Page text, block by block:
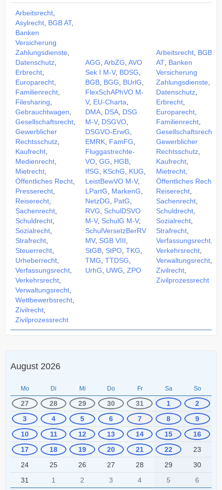
Arbeitsrecht,
Asylrecht, BGB AT,
Banken
Versicherung
Zahlungsdienste,
Datenschutz,
Erbrecht,
Europarecht,
Familienrecht,
Filesharing,
Gebrauchtwagen,
Gesellschaftsrecht,
Gewerblicher
Rechtsschutz,
Kaufrecht,
Medienrecht,
Mietrecht,
Öffentliches Recht,
Presserecht,
Reiserecht,
Sachenrecht,
Schuldrecht,
Sozialrecht,
Strafrecht,
Steuerrecht,
Urheberrecht,
Verfassungsrecht,
Verkehrsrecht,
Verwaltungsrecht,
Wettbewerbsrecht,
Zivilrecht,
Zivilprozessrecht
AGG, ArbZG, AVO
Sek I M-V, BDSG,
BGB, BGG, BUrlG,
FlexSchAPhVO M-
V, EU-Charta,
DMA, DSA, DSG
M-V, DSGVO,
DSGVO-ErwG,
EMRK, FamFG,
Fluggastrechte-
VO, GG, HGB,
IfSG, KSchG, KUG,
LeistBewVO M-V,
LPartG, MarkenG,
NetzDG, PatG,
RVG, SchulDSVO
M-V, SchulG M-V,
SchulVersetzBerRV
MV, SGB VIII,
StGB, StPO, TKG,
TMG, TTDSG,
UrhG, UWG, ZPO
Arbeitsrecht, BGB
AT, Banken
Versicherung
Zahlungsdienste,
Datenschutz,
Erbrecht,
Europarecht,
Familienrecht,
Gesellschaftsrecht
Gewerblicher
Rechtsschutz,
Kaufrecht,
Mietrecht,
Öffentliches Recht
Reiserecht,
Sachenrecht,
Schuldrecht,
Sozialrecht,
Strafrecht,
Verfassungsrecht,
Verkehrsrecht,
Verwaltungsrecht,
Zivilrecht,
Zivilprozessrecht
August 2026
Mo Di Mi Do Fr Sa So
27 28 29 30 31 1
2
3
4 5 6 7 8
9
10
11 12 13 14 15
16
17
18 19 20 21 22
23
24
25 26 27 28 29
30
31
1 2 3 4 5 6